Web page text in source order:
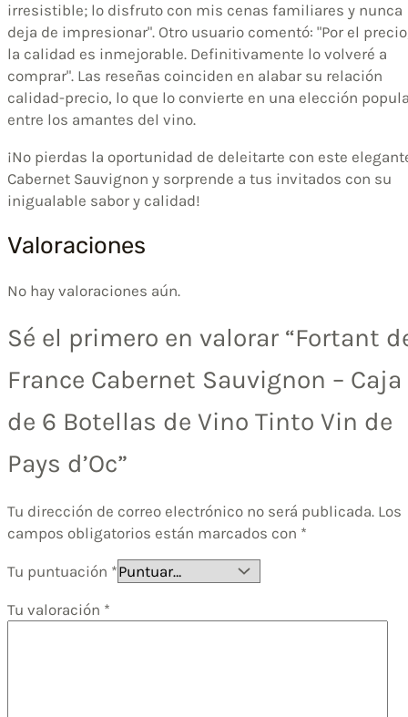
irresistible; lo disfruto con mis cenas familiares y nunca
deja de impresionar". Otro usuario comentó: "Por el
la calidad es inmejorable. Definitivamente lo volveré a
comprar". Las reseñas coinciden en alabar su relación
calidad-precio, lo que lo convierte en una elección
entre los amantes del vino.
¡No pierdas la oportunidad de deleitarte con este
Cabernet Sauvignon y sorprende a tus invitados con su
inigualable sabor y calidad!
Valoraciones
No hay valoraciones aún.
Sé el primero en valorar “Fortant
France Cabernet Sauvignon – Caja
de 6 Botellas de Vino Tinto Vin de
Pays d’Oc”
Tu dirección de correo electrónico no será publicada. Los
campos obligatorios están marcados con *
Tu puntuación *
Tu valoración *